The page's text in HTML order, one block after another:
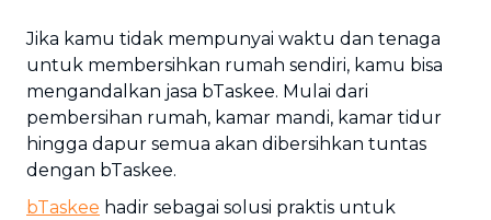
Jika kamu tidak mempunyai waktu dan tenaga
untuk membersihkan rumah sendiri, kamu bisa
mengandalkan jasa bTaskee. Mulai dari
pembersihan rumah, kamar mandi, kamar tidur
hingga dapur semua akan dibersihkan tuntas
dengan bTaskee.
bTaskee hadir sebagai solusi praktis untuk